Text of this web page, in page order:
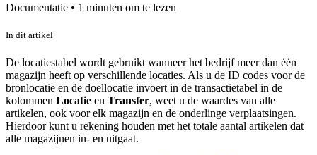
Documentatie • 1 minuten om te lezen
In dit artikel
De locatiestabel wordt gebruikt wanneer het bedrijf meer dan één
magazijn heeft op verschillende locaties. Als u de ID codes voor de
bronlocatie en de doellocatie invoert in de transactietabel in de
kolommen Locatie en Transfer, weet u de waardes van alle
artikelen, ook voor elk magazijn en de onderlinge verplaatsingen.
Hierdoor kunt u rekening houden met het totale aantal artikelen dat
alle magazijnen in- en uitgaat.